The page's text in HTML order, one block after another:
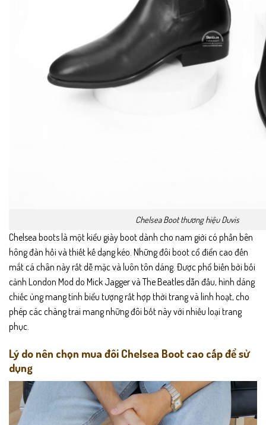
Chelsea Boot thương hiệu Duvis
Chelsea boots là một kiểu giày boot dành cho nam giới có phần bên
hông đàn hồi và thiết kế dạng kéo. Những đôi boot cổ điển cao đến
mắt cá chân này rất dễ mặc và luôn tôn dáng. Được phổ biến bởi bối
cảnh London Mod do Mick Jagger và The Beatles dẫn đầu, hình dáng
chiếc ủng mang tính biểu tượng rất hợp thời trang và linh hoạt, cho
phép các chàng trai mang những đôi bốt này với nhiều loại trang
phục.
Lý do nên chọn mua đôi Chelsea Boot cao cấp để sử
dụng